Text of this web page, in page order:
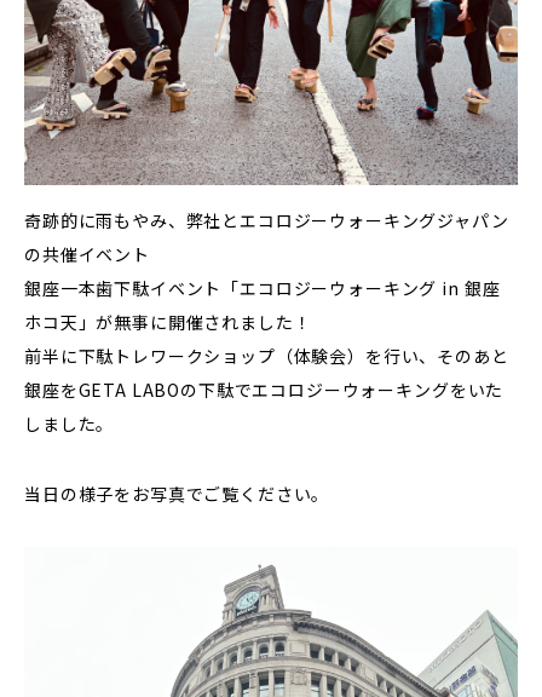
奇跡的に雨もやみ、弊社とエコロジーウォーキングジャパン
の共催イベント
銀座一本歯下駄イベント「エコロジーウォーキング in 銀座
ホコ天」が無事に開催されました！
前半に下駄トレワークショップ（体験会）を行い、そのあと
銀座をGETA LABOの下駄でエコロジーウォーキングをいた
しました。
当日の様子をお写真でご覧ください。